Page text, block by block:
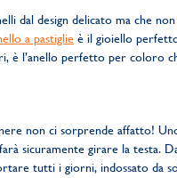
dal design delicato ma che
a pastiglie è il gioiello
è l’anello perfetto per coloro
non ci sorprende affatto!
sicuramente girare la testa.
tutti i giorni, indossato da